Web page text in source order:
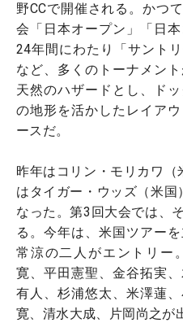
野CCで開催される。かつ
会「日本オープン」「日
24年間にわたり「サント
など、多くのトーナメン
天然のハザードとし、ド
の地形を活かしたレイア
ースだ。
昨年はコリン・モリカワ
はタイガー・ウッズ（米
なった。第3回大会では、
る。今年は、米国ツアー
常涼の二人がエントリー
寛、平田憲聖、金谷拓実
有人、杉浦悠太、米澤蓮
寛、清水大成、片岡尚之が